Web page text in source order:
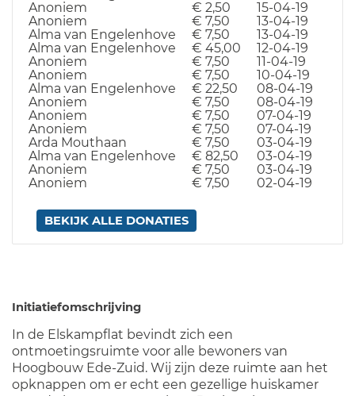
Anoniem
€ 2,50
15-04-19
Anoniem
€ 7,50
13-04-19
Alma van Engelenhove
€ 7,50
13-04-19
Alma van Engelenhove
€ 45,00
12-04-19
Anoniem
€ 7,50
11-04-19
Anoniem
€ 7,50
10-04-19
Alma van Engelenhove
€ 22,50
08-04-19
Anoniem
€ 7,50
08-04-19
Anoniem
€ 7,50
07-04-19
Anoniem
€ 7,50
07-04-19
Arda Mouthaan
€ 7,50
03-04-19
Alma van Engelenhove
€ 82,50
03-04-19
Anoniem
€ 7,50
03-04-19
Anoniem
€ 7,50 02-04-19
BEKIJK ALLE DONATIES
Initiatiefomschrijving
In de Elskampflat bevindt zich een
ontmoetingsruimte voor alle bewoners van
Hoogbouw Ede-Zuid. Wij zijn deze ruimte aan het
opknappen om er echt een gezellige huiskamer